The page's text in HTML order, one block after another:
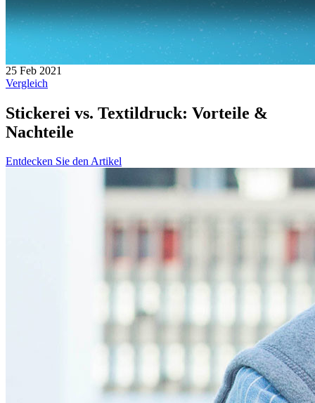
25 Feb 2021
Vergleich
Stickerei vs. Textildruck: Vorteile &
Nachteile
Entdecken Sie den Artikel